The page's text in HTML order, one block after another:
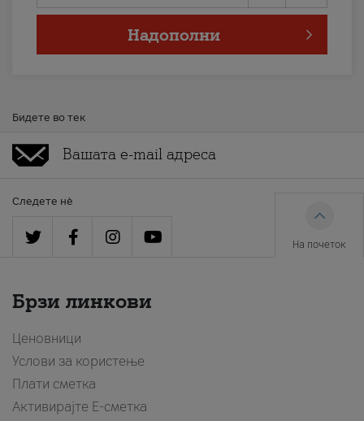
Надополни
Бидете во тек
Следете нè
На почеток
Брзи линкови
Ценовници
Услови за користење
Плати сметка
Активирајте Е-сметка